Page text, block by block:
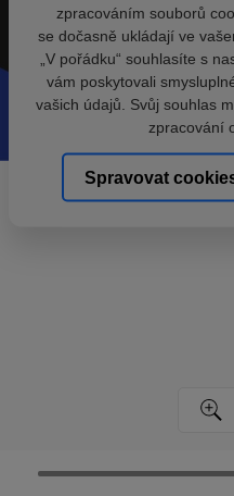
zpracováním souborů
se dočasně ukládají ve
„V pořádku“ souhlasíte s
vám poskytovali
vašich údajů. Svůj souhlas
zpracování
Spravovat